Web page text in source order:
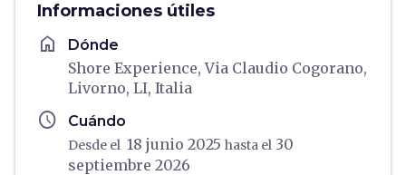
Informaciones útiles
home Dónde
Shore Experience, Via Claudio Cogorano,
Livorno, LI, Italia
schedule Cuándo
Desde el 18 junio 2025 hasta el 30
septiembre 2026